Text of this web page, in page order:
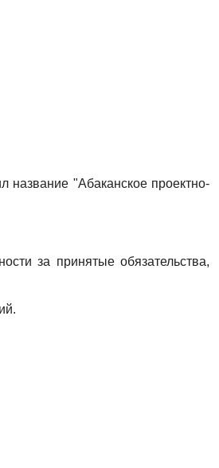
"Абаканское проектно-
за принятые обязательства,